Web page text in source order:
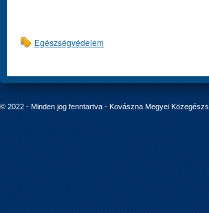
Egészségvédelem
© 2022 - Minden jog fenntartva - Kovászna Megyei